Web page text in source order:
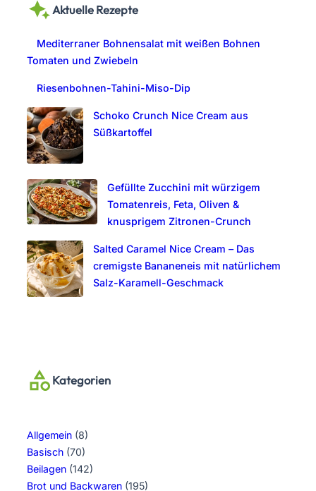
r
Aktuelle Rezepte
Mediterraner Bohnensalat mit weißen Bohnen
Tomaten und Zwiebeln
Riesenbohnen-Tahini-Miso-Dip
Schoko Crunch Nice Cream aus
Süßkartoffel
Gefüllte Zucchini mit würzigem
Tomatenreis, Feta, Oliven &
knusprigem Zitronen-Crunch
Salted Caramel Nice Cream – Das
cremigste Bananeneis mit natürlichem
Salz-Karamell-Geschmack
Kategorien
Allgemein (8)
Basisch (70)
Beilagen (142)
Brot und Backwaren (195)